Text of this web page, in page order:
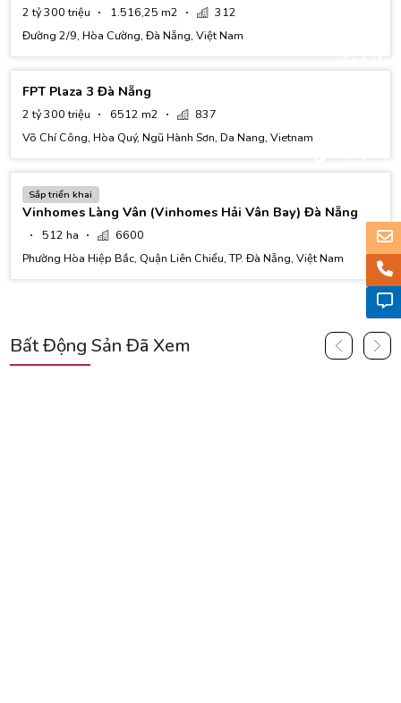
2 tỷ 300 triệu 1.516,25 m2
312
Đường 2/9, Hòa Cường, Đà Nẵng, Việt Nam
FPT Plaza 3 Đà Nẵng
2 tỷ 300 triệu 6512 m2
837
Võ Chí Công, Hòa Quý, Ngũ Hành Sơn, Da Nang, Vietnam
Sắp triển khai
Vinhomes Làng Vân (Vinhomes Hải Vân Bay) Đà Nẵng
512 ha
6600
Phường Hòa Hiệp Bắc, Quận Liên Chiểu, TP. Đà Nẵng, Việt Nam
Bất Động Sản Đã Xem